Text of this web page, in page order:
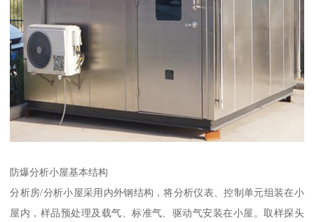
防爆分析小屋基本结构
分析房/分析小屋采用内外钢结构，将分析仪表、控制单元组装在小
屋内，样品预处理及载气、标准气、驱动气安装在小屋。取样探头